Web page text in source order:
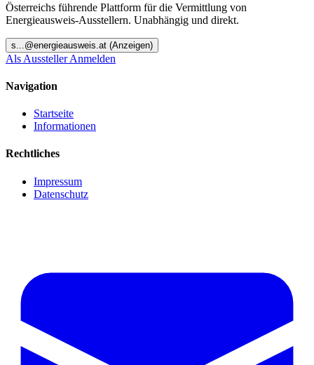
Österreichs führende Plattform für die Vermittlung von
Energieausweis-Ausstellern. Unabhängig und direkt.
s ...@energieausweis.at (Anzeigen)
Als Aussteller Anmelden
Navigation
Startseite
Informationen
Rechtliches
Impressum
Datenschutz